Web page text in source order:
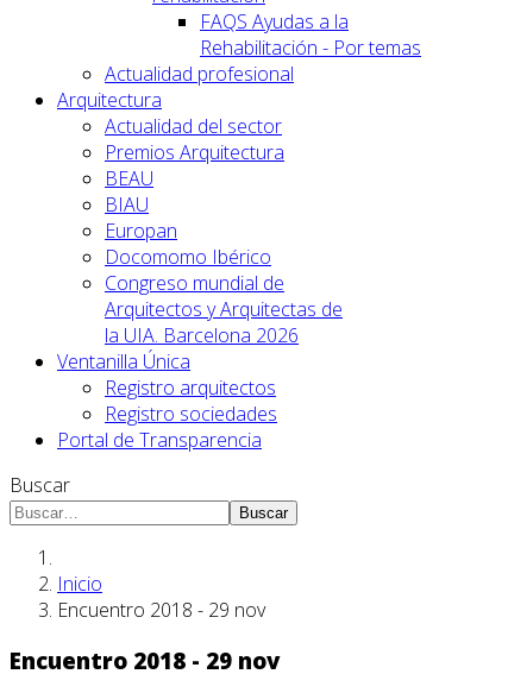
FAQS Ayudas a la
Rehabilitación - Por temas
Actualidad profesional
Arquitectura
Actualidad del sector
Premios Arquitectura
BEAU
BIAU
Europan
Docomomo Ibérico
Congreso mundial de
Arquitectos y Arquitectas de
la UIA. Barcelona 2026
Ventanilla Única
Registro arquitectos
Registro sociedades
Portal de Transparencia
Buscar
Buscar
Inicio
Encuentro 2018 - 29 nov
Encuentro 2018 - 29 nov